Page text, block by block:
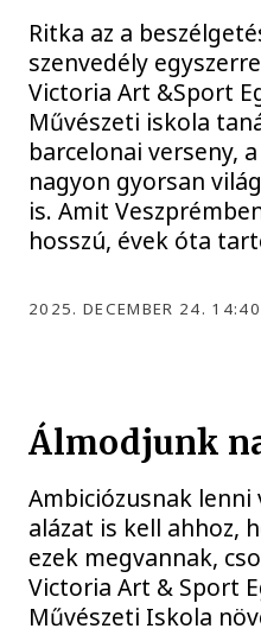
Ritka az a
szenvedély
Victoria Art &Sport
Művészeti iskola
barcelonai verseny,
nagyon gyorsan
is. Amit
hosszú, évek óta
2025. DECEMBER 24. 14:40
Álmodjunk
Ambiciózusnak
alázat is kell ahhoz,
ezek megvannak,
Victoria Art & Sport
Művészeti Iskola